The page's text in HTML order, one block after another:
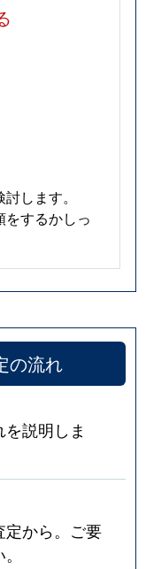
します。
するかしっ
の流れ
説明しま
定から。ご要